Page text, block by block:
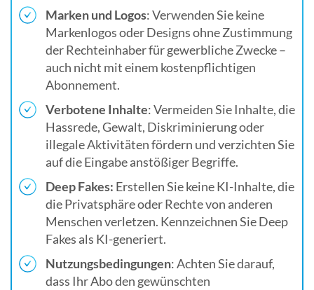
Marken und Logos: Verwenden Sie keine
Markenlogos oder Designs ohne Zustimmung
der Rechteinhaber für gewerbliche Zwecke –
auch nicht mit einem kostenpflichtigen
Abonnement.
Verbotene Inhalte: Vermeiden Sie Inhalte, die
Hassrede, Gewalt, Diskriminierung oder
illegale Aktivitäten fördern und verzichten Sie
auf die Eingabe anstößiger Begriffe.
Deep Fakes: Erstellen Sie keine KI-Inhalte, die
die Privatsphäre oder Rechte von anderen
Menschen verletzen. Kennzeichnen Sie Deep
Fakes als KI-generiert.
Nutzungsbedingungen: Achten Sie darauf,
dass Ihr Abo den gewünschten